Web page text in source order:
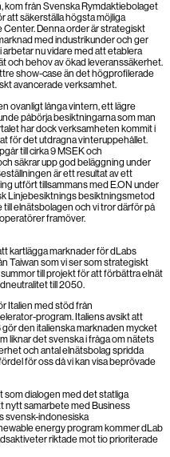
kom från Svenska Rymdaktiebolaget
att säkerställa högsta möjliga
Denna order är strategiskt
med industrikunder och ger
nu vidare med att etablera
och behov av ökad leveranssäkerhet.
show-case än det högprofilerade
avancerade verksamhet.
ovanligt långa vintern, ett lägre
påbörja besiktningarna som man
har dock verksamheten kommit i
för det utdragna vinteruppehållet.
till cirka 9 MSEK och
säkrar upp god beläggning under
är ett resultat av ett
utfört tillsammans med E.ON under
Linjebesiktnings besiktningsmetod
elnätsbolagen och vi tror därför på
framöver.
kartlägga marknader för dLabs
Taiwan som vi ser som strategiskt
till projekt för att förbättra elnät
till 2050.
Italien med stöd från
program. Italiens avsikt att
gör den italienska marknaden mycket
liknar det svenska i fråga om nätets
och antal elnätsbolag spridda
för oss då vi kan visa beprövade
som dialogen med det statliga
nytt samarbete med Business
svensk-indonesiska
energy program kommer dLab
riktade mot tio prioriterade